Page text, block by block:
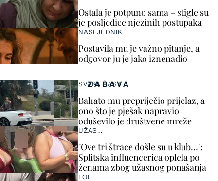
ZABAVA
SVAKA ČAST
Bahato mu prepriječio prijelaz, a
ono što je pješak napravio
oduševilo je društvene mreže
UŽAS…
"Ove tri štrace došle su u klub…":
Splitska influencerica oplela po
ženama zbog užasnog ponašanja
LOL
Ostala je potpuno sama – stigle su
je posljedice njezinih postupaka
NASLJEDNIK
Postavila mu je važno pitanje, a
odgovor ju je jako iznenadio